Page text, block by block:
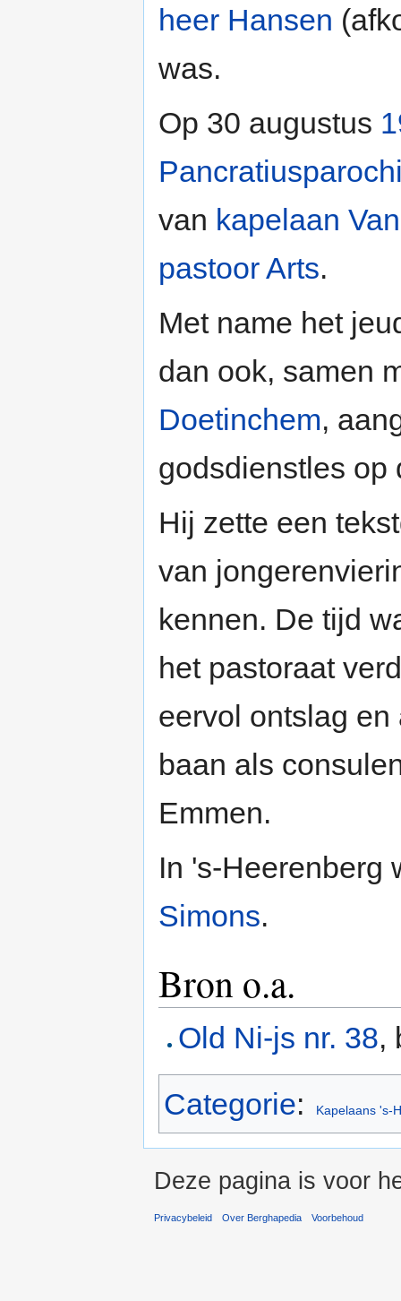
heer Hansen
was.
Op 30 augustus
van kapelaan
pastoor Arts.
Met name het
dan ook, samen
Doetinchem,
godsdienstles
Hij zette een
van
kennen. De tijd
het pastoraat
eervol ontslag
baan als
Emmen.
In 's-Heerenberg
Simons.
Bron o.a.
Old Ni-js nr. 38,
Categorie: Kapelaans 's-
Deze pagina is voor
Privacybeleid Over Berghapedia Voorbehoud